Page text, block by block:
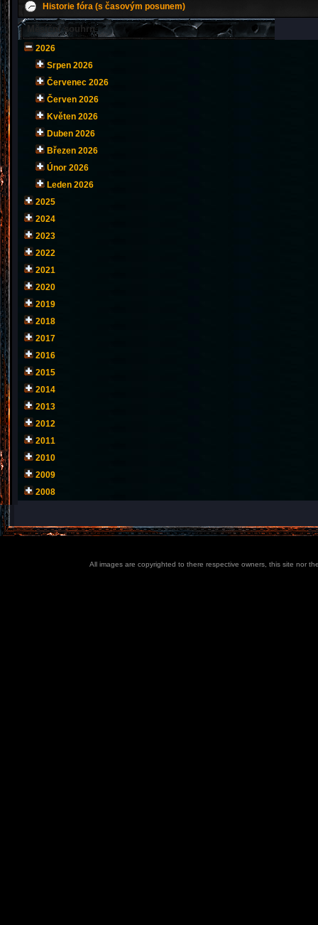
Historie fóra (s časovým posunem)
Měsíční souhrn
2026
Srpen 2026
Červenec 2026
Červen 2026
Květen 2026
Duben 2026
Březen 2026
Únor 2026
Leden 2026
2025
2024
2023
2022
2021
2020
2019
2018
2017
2016
2015
2014
2013
2012
2011
2010
2009
2008
All images are copyrighted to there respective owners, this site nor